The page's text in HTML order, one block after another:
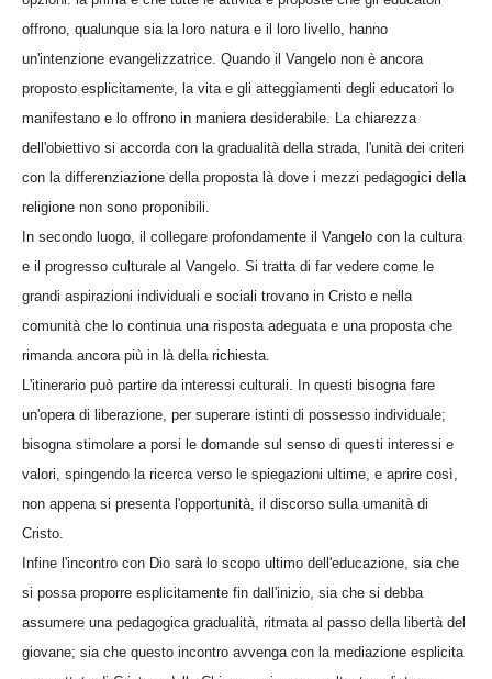
offrono, qualunque sia la loro natura e il loro livello, hanno
un'intenzione evangelizzatrice. Quando il Vangelo non è ancora
proposto esplicitamente, la vita e gli atteggiamenti degli educatori lo
manifestano e lo offrono in maniera desiderabile. La chiarezza
dell'obiettivo si accorda con la gradualità della strada, l'unità dei criteri
con la differenziazione della proposta là dove i mezzi pedagogici della
religione non sono proponibili.
In secondo luogo, il collegare profondamente il Vangelo con la cultura
e il progresso culturale al Vangelo. Si tratta di far vedere come le
grandi aspirazioni individuali e sociali trovano in Cristo e nella
comunità che lo continua una risposta adeguata e una proposta che
rimanda ancora più in là della richiesta.
L'itinerario può partire da interessi culturali. In questi bisogna fare
un'opera di liberazione, per superare istinti di possesso individuale;
bisogna stimolare a porsi le domande sul senso di questi interessi e
valori, spingendo la ricerca verso le spiegazioni ultime, e aprire così,
non appena si presenta l'opportunità, il discorso sulla umanità di
Cristo.
Infine l'incontro con Dio sarà lo scopo ultimo dell'educazione, sia che
si possa proporre esplicitamente fin dall'inizio, sia che si debba
assumere una pedagogica gradualità, ritmata al passo della libertà del
giovane; sia che questo incontro avvenga con la mediazione esplicita